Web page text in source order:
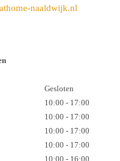
naaldwijk.nl
Gesloten
10:00 - 17:00
10:00 - 17:00
10:00 - 17:00
10:00 - 17:00